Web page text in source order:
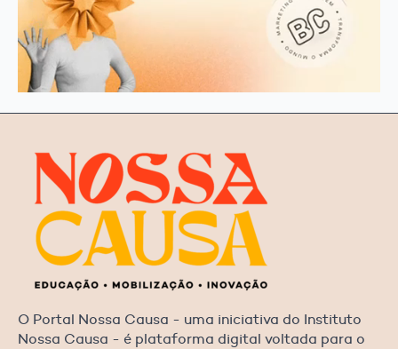
O Portal Nossa Causa - uma iniciativa do Instituto
Nossa Causa - é plataforma digital voltada para o